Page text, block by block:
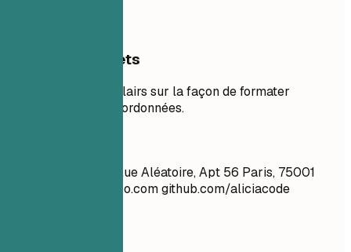
Exemples concrets
Voir des exemples clairs sur la façon de formater
efficacement vos coordonnées.
Jean Dupont 1234 Rue Aléatoire, Apt 56 Paris, 75001
cool_guy_99@yahoo.comgithub.com/aliciacode